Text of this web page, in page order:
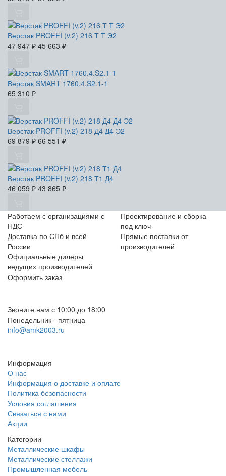
Верстак PROFFI (v.2) 216 Т Т Э2
47 947 ₽ 45 663 ₽
Верстак SMART 1760.4.S2.1-1
65 310 ₽
Верстак PROFFI (v.2) 218 Д4 Д4 Э2
69 879 ₽ 66 551 ₽
Верстак PROFFI (v.2) 218 Т1 Д4
46 059 ₽ 43 865 ₽
Работаем с организациями с
НДС
Проектирование и сборка
под ключ
Доставка по СПб и всей
России
Прямые поставки от
производителей
Официальные дилеры
ведущих производителей
Оформить заказ
Звоните нам с 10:00 до 18:00
Понедельник - пятница
info@amk2003.ru
Информация
О нас
Информация о доставке и оплате
Политика безопасности
Условия соглашения
Связаться с нами
Акции
Категории
Металлические шкафы
Металлические стеллажи
Промышленная мебель